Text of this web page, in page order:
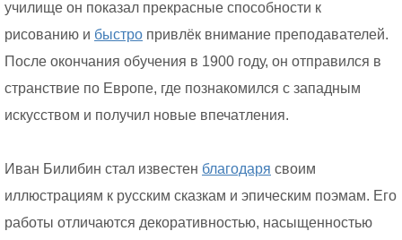
училище он показал прекрасные способности к
рисованию и быстро привлёк внимание преподавателей.
После окончания обучения в 1900 году, он отправился в
странствие по Европе, где познакомился с западным
искусством и получил новые впечатления.
Иван Билибин стал известен благодаря своим
иллюстрациям к русским сказкам и эпическим поэмам. Его
работы отличаются декоративностью, насыщенностью